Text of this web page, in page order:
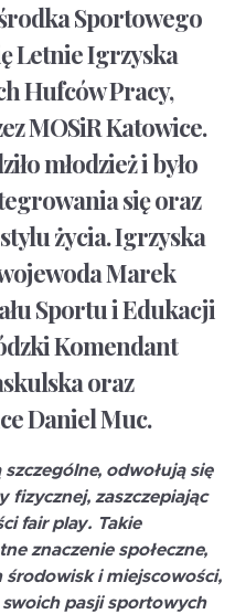
Sportowego
Letnie Igrzyska
Hufców Pracy,
MOSiR Katowice.
młodzież i było
się oraz
życia. Igrzyska
Marek
Sportu i Edukacji
Komendant
oraz
Daniel Muc.
odwołują się
fizycznej, zaszczepiając
fair play. Takie
znaczenie społeczne,
środowisk i miejscowości,
pasji sportowych